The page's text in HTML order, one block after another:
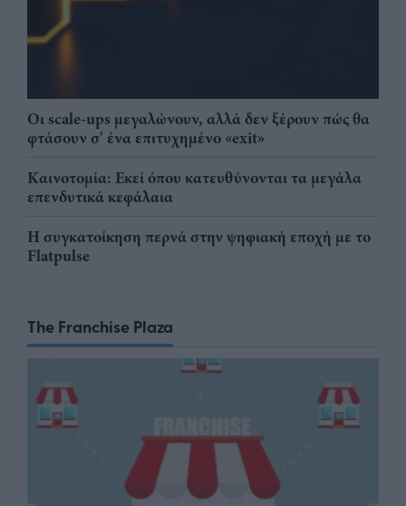
Οι scale-ups μεγαλώνουν, αλλά δεν ξέρουν πώς θα
φτάσουν σ' ένα επιτυχημένο «exit»
Καινοτομία: Εκεί όπου κατευθύνονται τα μεγάλα
επενδυτικά κεφάλαια
Η συγκατοίκηση περνά στην ψηφιακή εποχή με το
Flatpulse
The Franchise Plaza